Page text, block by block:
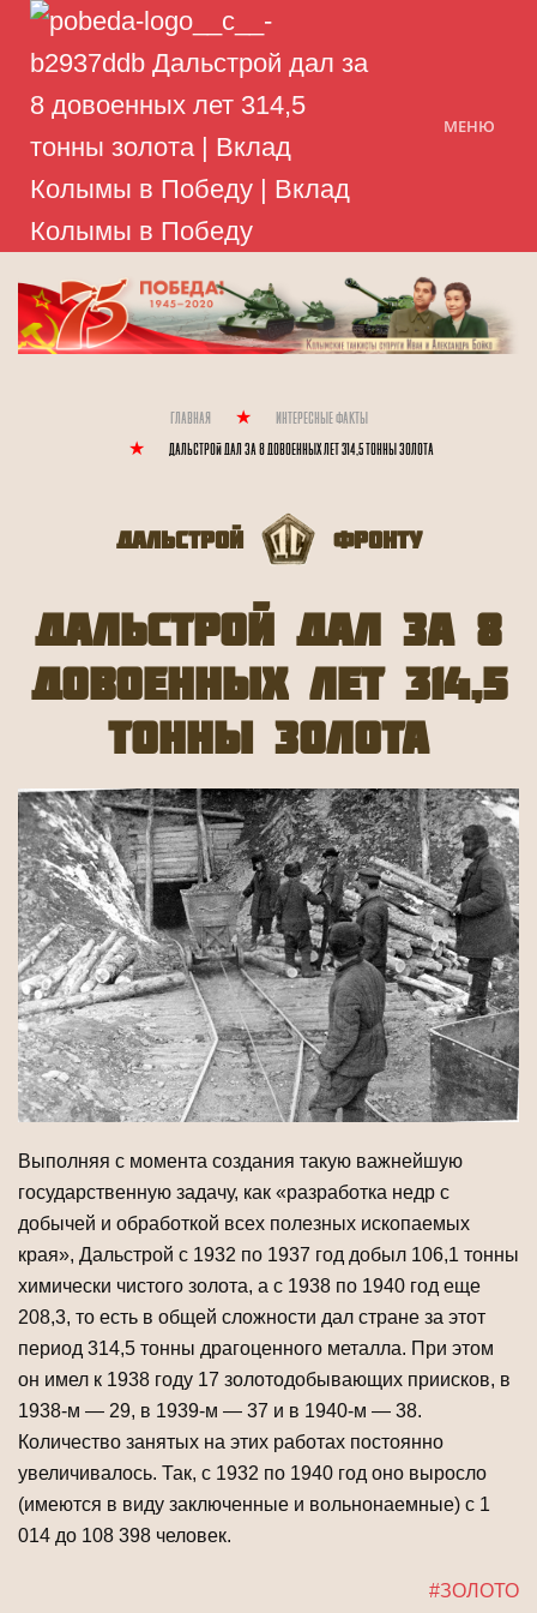
МЕНЮ
Главная
Интересные Факты
Дальстрой дал за 8 довоенных лет 314,5 тонны золота
Дальстрой Фронту
Дальстрой дал за 8
довоенных лет 314,5
тонны золота
Выполняя с момента создания такую важнейшую
государствен­ную задачу, как «разработка недр с
добычей и обработкой всех полезных иско­паемых
края», Дальстрой с 1932 по 1937 год добыл 106,1 тонны
химически чистого золота, а с 1938 по 1940 год еще
208,3, то есть в общей сложности дал стране за этот
период 314,5 тонны драгоценного металла. При этом
он имел к 1938 году 17 золотодобывающих приисков, в
1938-м — 29, в 1939-м — 37 и в 1940-м — 38.
Количество занятых на этих работах постоянно
увеличивалось. Так, с 1932 по 1940 год оно выросло
(имеются в виду заключенные и вольнонаемные) с 1
014 до 108 398 человек.
#ЗОЛОТО